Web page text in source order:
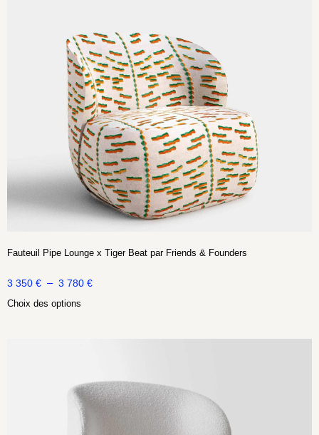
Fauteuil Pipe Lounge x Tiger Beat par Friends & Founders
3 350 € – 3 780 €
Choix des options